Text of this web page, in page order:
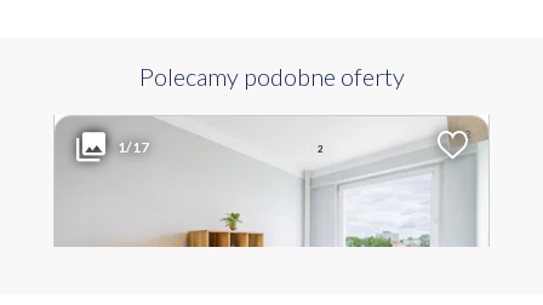
Polecamy podobne oferty
1/17
3
2
Cena za m2
7 151 PLN
ŁÓDZKIE sieradzki ul. Piastowska